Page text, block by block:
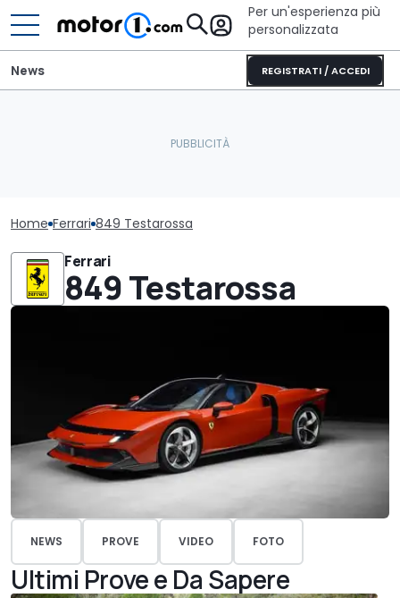
Per un'esperienza più
personalizzata
REGISTRATI / ACCEDI
News
Home Ferrari 849 Testarossa
Ferrari
849 Testarossa
NEWS PROVE VIDEO FOTO
Ultimi Prove e Da Sapere